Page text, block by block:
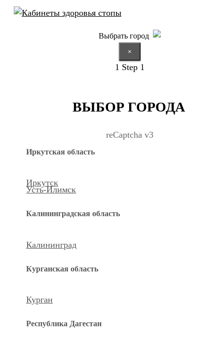
Выбрать город
×
1 Step 1
ВЫБОР ГОРОДА
reCaptcha v3
Иркутская область
Иркутск
Усть-Илимск
Калининградская область
Калининград
Курганская область
Курган
Республика Дагестан